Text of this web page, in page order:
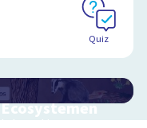
Quiz
Ecosystemen
Interactieve